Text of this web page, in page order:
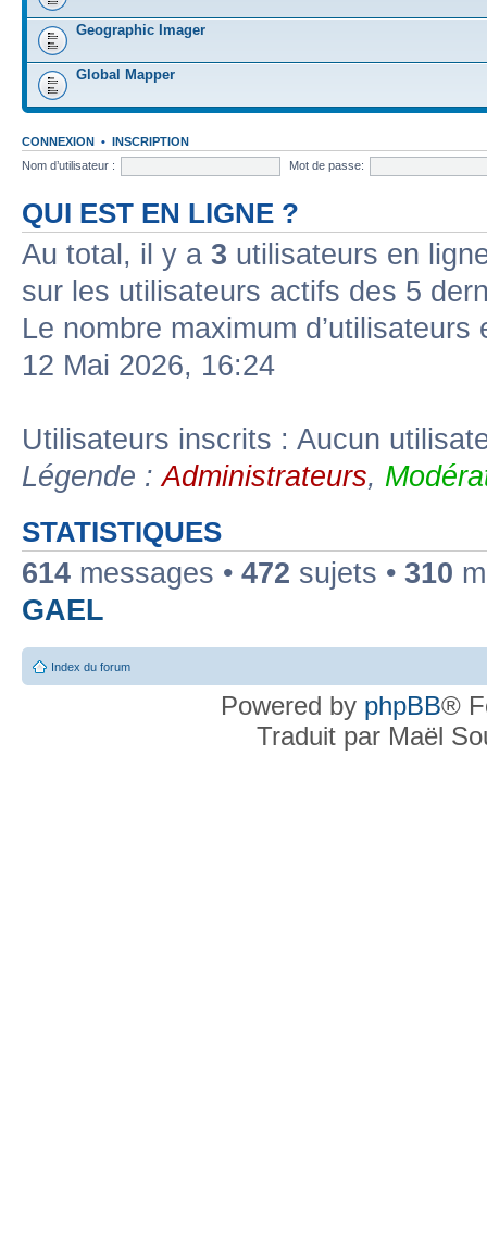
Geographic Imager
Global Mapper
CONNEXION • INSCRIPTION
Nom d’utilisateur :
Mot de passe:
QUI EST EN LIGNE ?
Au total, il y a 3 utilisateurs en
sur les utilisateurs actifs des 5
Le nombre maximum
12 Mai 2026, 16:24
Utilisateurs inscrits : Aucun
Légende :Administrateurs,
STATISTIQUES
614 messages • 472 sujets • 310
GAEL
Index du forum
Powered by phpBB®
Traduit par Maël